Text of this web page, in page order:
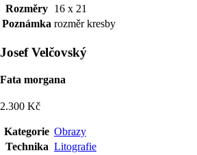
Rozměry 16 x 21
Poznámka rozměr kresby
Josef Velčovský
Fata morgana
2.300 Kč
Kategorie Obrazy
Technika Litografie